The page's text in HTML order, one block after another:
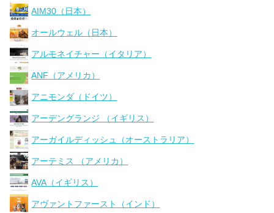
AIM30（日本）
オールウェル（日本）
アルモネイチャー（イタリア）
ANF（アメリカ）
アニモンダ（ドイツ）
アーデングランジ （イギリス）
アーガイルディッシュ（オーストラリア）
アーテミス （アメリカ）
AVA（イギリス）
アヴァントファースト（インド）